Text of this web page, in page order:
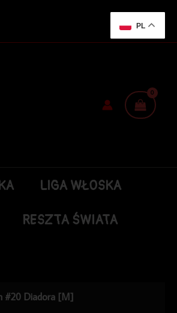
LIGA WŁOSKA
RESZTA ŚWIATA
#20 Diadora [M]
PL